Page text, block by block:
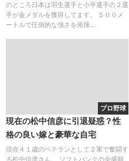
のところ日本は羽生選手と小平選手の２選
手が金メダルを獲得してます。 ５００メ
ートルで圧倒的な強さを発揮...
プロ野球
現在の松中信彦に引退疑惑？性
格の良い嫁と豪華な自宅
現在４１歳のベテランとして２軍で奮闘す
る松中信彦さん。 ソフトバンクの全盛期